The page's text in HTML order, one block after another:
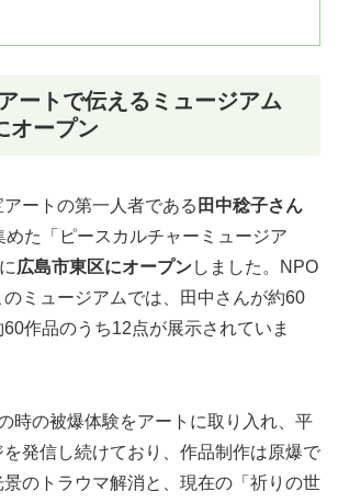
ートで伝えるミュージアム
オープン
ートの第一人者である 田中稔子さん
めた「ピースカルチャーミュージア
広島市東区にオープンしました。NPO
ミュージアムでは、田中さんが約60
作品のうち12点が展示されていま
時の被爆体験をアートに取り入れ、平
発信し続けており、作品制作は原爆で
景のトラウマ解消と、現在の「祈りの世